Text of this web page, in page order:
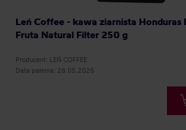
Leń Coffee - kawa ziarnista Honduras
Fruta Natural Filter 250 g
Producent: LEŃ COFFEE
Data palenia: 28.05.2026